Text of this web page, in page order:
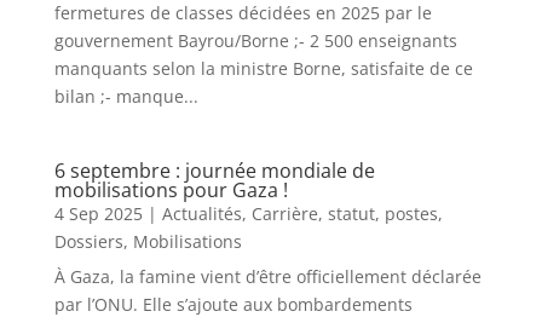
fermetures de classes décidées en 2025 par le
gouvernement Bayrou/Borne ;- 2 500 enseignants
manquants selon la ministre Borne, satisfaite de ce
bilan ;- manque...
6 septembre : journée mondiale de
mobilisations pour Gaza !
4 Sep 2025| Actualités, Carrière, statut, postes,
Dossiers, Mobilisations
À Gaza, la famine vient d’être officiellement déclarée
par l’ONU. Elle s’ajoute aux bombardements